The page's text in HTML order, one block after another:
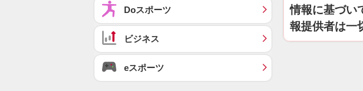
情報に基づい
報提供者は一
Doスポーツ
ビジネス
eスポーツ